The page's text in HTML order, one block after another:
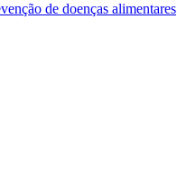
de doenças alimentares